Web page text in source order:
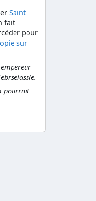
Saint
fait
pour
sur
pourrait